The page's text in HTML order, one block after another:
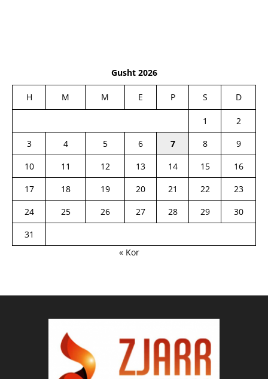
Gusht 2026
H M M E P S D
1
2
3
4 5 6 7 8
9
10
11 12 13 14 15
16
17
18 19 20 21 22
23
24
25 26 27 28 29
30
31
« Kor